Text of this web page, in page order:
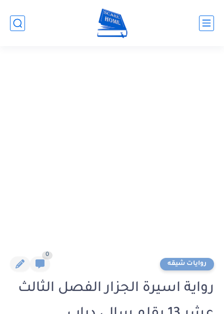
روايات شيقه
0
رواية اسيرة الجزار الفصل الثالث